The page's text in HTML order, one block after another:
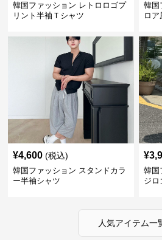
韓国ファッション レトロロゴプ
リント半袖Ｔシャツ
韓国
ロ
¥4,600 (税込)
韓国ファッション スタンドカラ
ー半袖シャツ
¥
韓国
ジロ
人気アイテム一